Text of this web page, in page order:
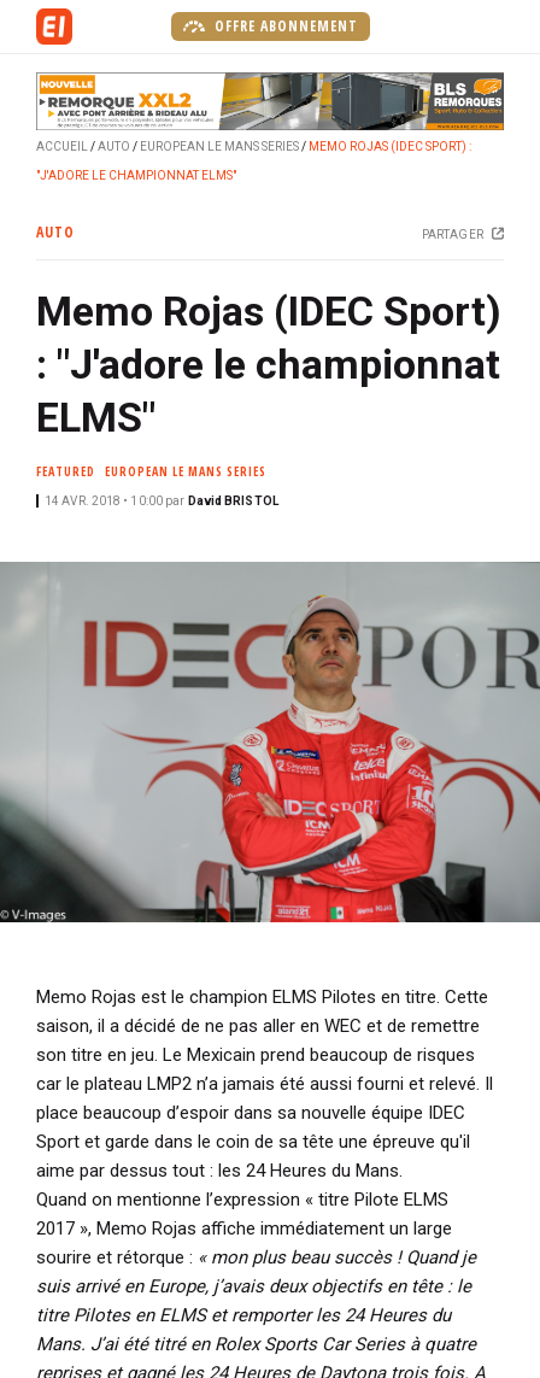
i
OFFRE ABONNEMENT
ACCUEIL AUTO EUROPEAN LE MANS SERIES MEMO ROJAS (IDEC SPORT) :
"J'ADORE LE CHAMPIONNAT ELMS"
AUTO PARTAGER
Memo Rojas (IDEC Sport)
: "J'adore le championnat
ELMS"
FEATURED EUROPEAN LE MANS SERIES
14 AVR. 2018 • 10:00 par David BRISTOL
Memo Rojas est le champion ELMS Pilotes en titre. Cette
saison, il a décidé de ne pas aller en WEC et de remettre
son titre en jeu. Le Mexicain prend beaucoup de risques
car le plateau LMP2 n’a jamais été aussi fourni et relevé. Il
place beaucoup d’espoir dans sa nouvelle équipe IDEC
Sport et garde dans le coin de sa tête une épreuve qu'il
aime par dessus tout : les 24 Heures du Mans.
Quand on mentionne l’expression « titre Pilote ELMS
2017 », Memo Rojas affiche immédiatement un large
sourire et rétorque : « mon plus beau succès ! Quand je
suis arrivé en Europe, j’avais deux objectifs en tête : le
titre Pilotes en ELMS et remporter les 24 Heures du
Mans. J’ai été titré en Rolex Sports Car Series à quatre
reprises et gagné les 24 Heures de Daytona trois fois. A